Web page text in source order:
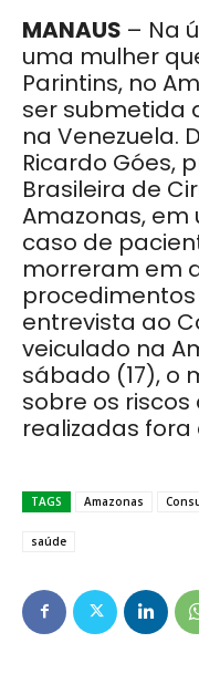
Amazônia
MANAUS – Na
uma mulher
Parintins, no
ser submetida
na Venezuela.
Ricardo Góes,
Brasileira de
Amazonas, em
caso de
morreram em
entrevista ao
veiculado na
sábado (17), o
sobre os
realizadas fora
TAGS Amazonas
saúde